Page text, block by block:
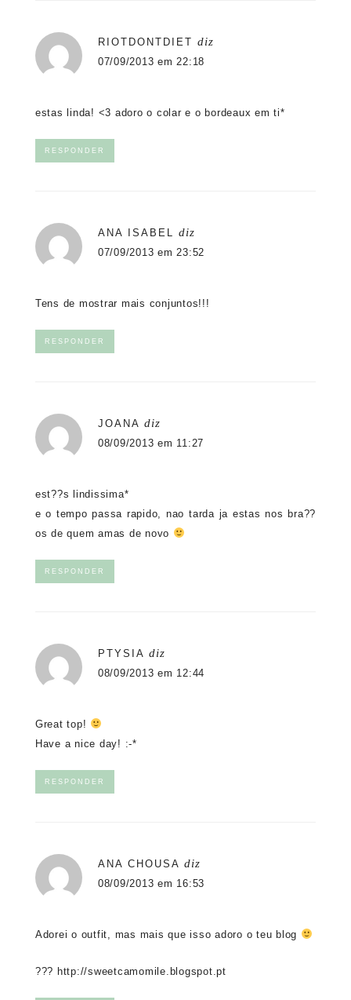
RIOTDONTDIET diz
07/09/2013 em 22:18
estas linda! <3 adoro o colar e o bordeaux em ti*
RESPONDER
ANA ISABEL diz
07/09/2013 em 23:52
Tens de mostrar mais conjuntos!!!
RESPONDER
JOANA diz
08/09/2013 em 11:27
est??s lindissima*
e o tempo passa rapido, nao tarda ja estas nos bra??
os de quem amas de novo
RESPONDER
PTYSIA diz
08/09/2013 em 12:44
Great top!
Have a nice day! :-*
RESPONDER
ANA CHOUSA diz
08/09/2013 em 16:53
Adorei o outfit, mas mais que isso adoro o teu blog
??? http://sweetcamomile.blogspot.pt